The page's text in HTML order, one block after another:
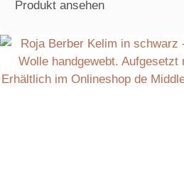
Produkt ansehen